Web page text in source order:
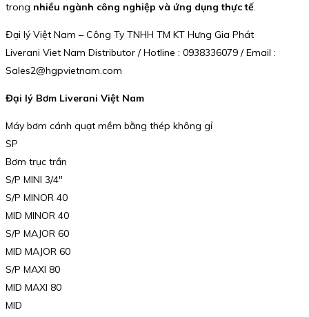
trong nhiều ngành công nghiệp và ứng dụng thực tế.
Đại lý Việt Nam – Công Ty TNHH TM KT Hưng Gia Phát
Liverani Viet Nam Distributor / Hotline : 0938336079 / Email :
Sales2@hgpvietnam.com
Đại lý Bơm Liverani Việt Nam
Máy bơm cánh quạt mềm bằng thép không gỉ
SP
Bơm trục trần
S/P MINI 3/4″
S/P MINOR 40
MID MINOR 40
S/P MAJOR 60
MID MAJOR 60
S/P MAXI 80
MID MAXI 80
MID